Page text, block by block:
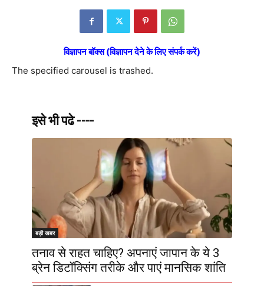
विज्ञापन बॉक्स (विज्ञापन देने के लिए संपर्क करें)
The specified carousel is trashed.
इसे भी पढे ----
बड़ी खबर
तनाव से राहत चाहिए? अपनाएं जापान के ये 3
ब्रेन डिटॉक्सिंग तरीके और पाएं मानसिक शांति